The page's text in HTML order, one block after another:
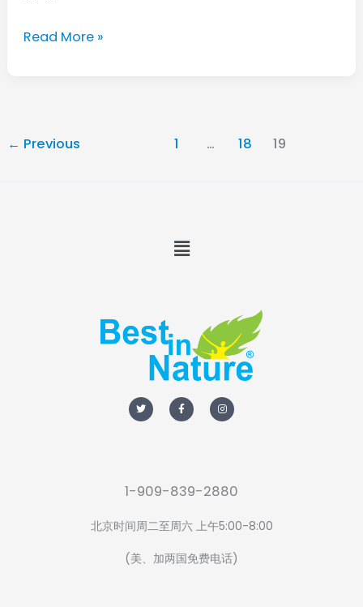
就
Read More »
← Previous 1 … 18 19
Menu
w
i
t
a
c
e
n
s
t
1-909-839-2880
北京时间周二至周六 上午5:00-8:00
(美、加两国免费电话)